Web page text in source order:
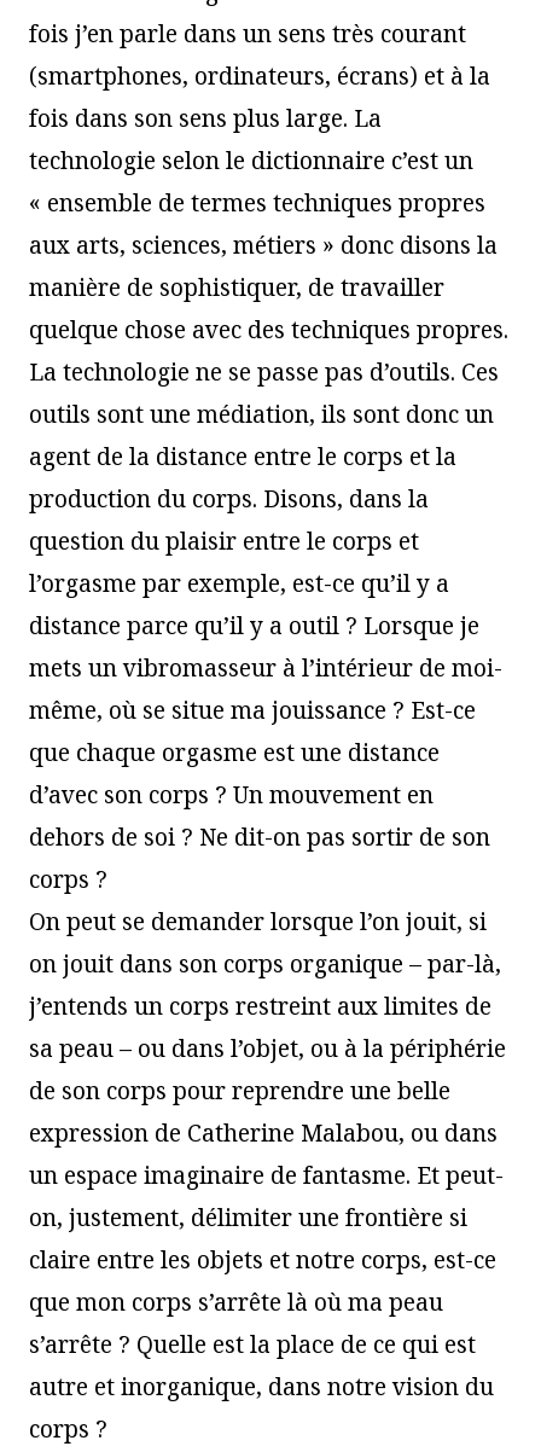
fois j’en parle dans un sens très courant
(smartphones, ordinateurs, écrans) et à la
fois dans son sens plus large. La
technologie selon le dictionnaire c’est un
« ensemble de termes techniques propres
aux arts, sciences, métiers » donc disons la
manière de sophistiquer, de travailler
quelque chose avec des techniques propres.
La technologie ne se passe pas d’outils. Ces
outils sont une médiation, ils sont donc un
agent de la distance entre le corps et la
production du corps. Disons, dans la
question du plaisir entre le corps et
l’orgasme par exemple, est-ce qu’il y a
distance parce qu’il y a outil ? Lorsque je
mets un vibromasseur à l’intérieur de moi-
même, où se situe ma jouissance ? Est-ce
que chaque orgasme est une distance
d’avec son corps ? Un mouvement en
dehors de soi ? Ne dit-on pas sortir de son
corps ?
On peut se demander lorsque l’on jouit, si
on jouit dans son corps organique – par-là,
j’entends un corps restreint aux limites de
sa peau – ou dans l’objet, ou à la périphérie
de son corps pour reprendre une belle
expression de Catherine Malabou, ou dans
un espace imaginaire de fantasme. Et peut-
on, justement, délimiter une frontière si
claire entre les objets et notre corps, est-ce
que mon corps s’arrête là où ma peau
s’arrête ? Quelle est la place de ce qui est
autre et inorganique, dans notre vision du
corps ?